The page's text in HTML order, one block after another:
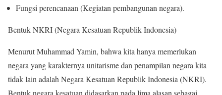
Fungsi perencanaan (Kegiatan pembangunan negara).
Bentuk NKRI (Negara Kesatuan Republik Indonesia)
Menurut Muhammad Yamin, bahwa kita hanya memerlukan
negara yang karakternya unitarisme dan penampilan negara kita
tidak lain adalah Negara Kesatuan Republik Indonesia (NKRI).
Bentuk negara kesatuan didasarkan pada lima alasan sebagai